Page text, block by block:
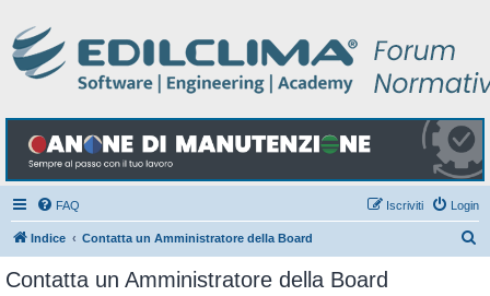
FAQ Login
Iscriviti
Indice Contatta un Amministratore della Board
Contatta un Amministratore della Board